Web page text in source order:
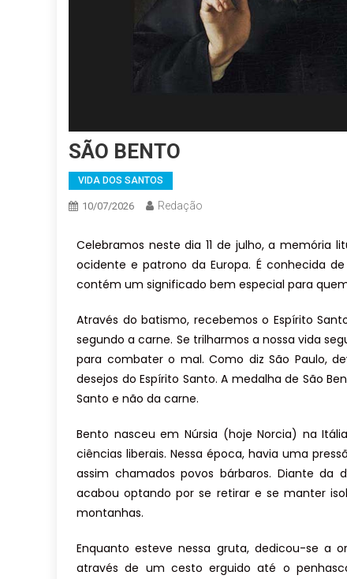
SÃO BENTO
VIDA DOS SANTOS
10/07/2026 Redação
Celebramos neste dia 11 de julho, a memória
ocidente e patrono da Europa. É conhecida
contém um significado bem especial para
Através do batismo, recebemos o Espírito
segundo a carne. Se trilharmos a nossa vida
para combater o mal. Como diz São Paulo,
desejos do Espírito Santo. A medalha de São
Santo e não da carne.
Bento nasceu em Núrsia (hoje Norcia) na
ciências liberais. Nessa época, havia uma
assim chamados povos bárbaros. Diante
acabou optando por se retirar e se manter
montanhas.
Enquanto esteve nessa gruta, dedicou-se a
através de um cesto erguido até o